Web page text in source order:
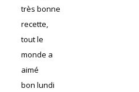
très bonne
recette,
tout le
monde a
aimé
bon lundi